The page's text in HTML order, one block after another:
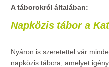
A táborokról általában:
Napközis tábor a
Nyáron is szeretettel vár
napközis tábora, amelyet